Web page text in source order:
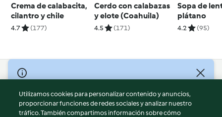
Crema de calabacita,
cilantro y chile
4.7 (177)
Cerdo con calabazas
y elote (Coahuila)
4.5 (171)
Sopa de
plátano
4.2 (95)
© Copyright 2026
Términos de uso
Política de privacidad
Utilizamos cookies para personalizar contenido y anuncios,
proporcionar funciones de redes sociales y analizar nuestro
tráfico. También compartimos información sobre cómo